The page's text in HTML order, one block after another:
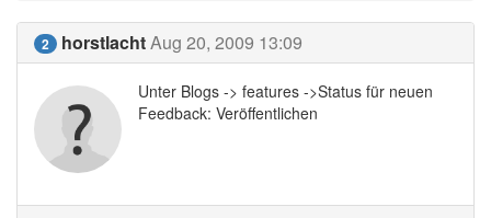
2 horstlachtAug 20, 2009 13:09
Unter Blogs -> features ->Status für neuen
Feedback: Veröffentlichen